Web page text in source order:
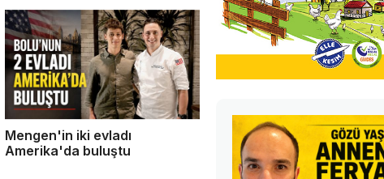
Mengen'in iki evladı
Amerika'da buluştu